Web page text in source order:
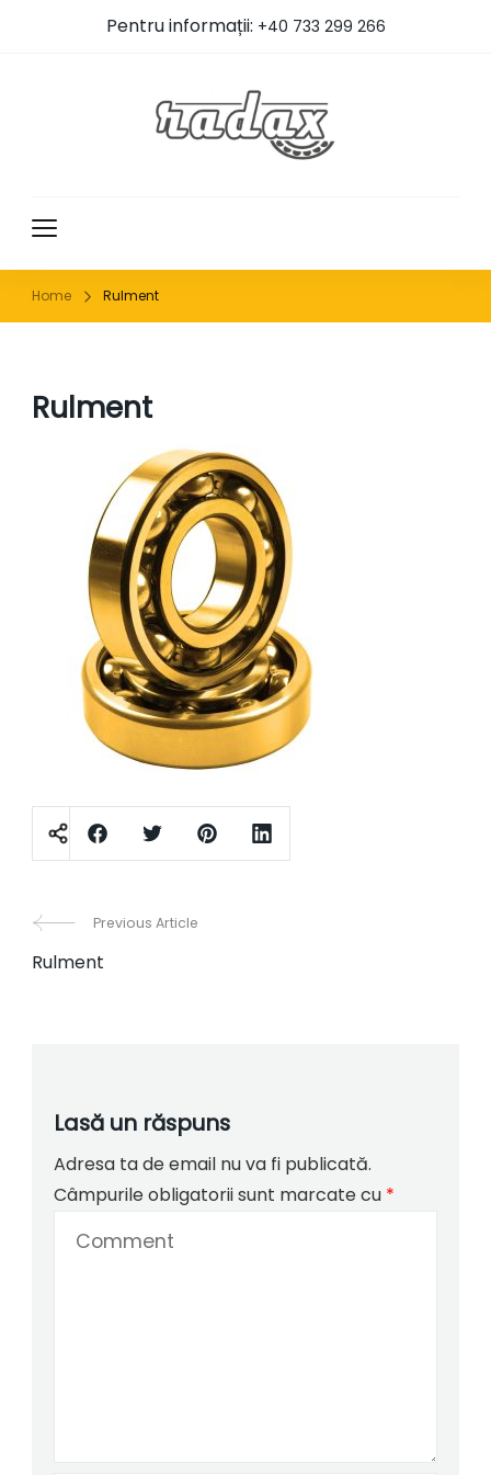
Pentru informații: +40 733 299 266
Home Rulment
Rulment
Post
Navigation
Previous Article
Rulment
Lasă un răspuns
Adresa ta de email nu va fi publicată.
Câmpurile obligatorii sunt marcate cu *